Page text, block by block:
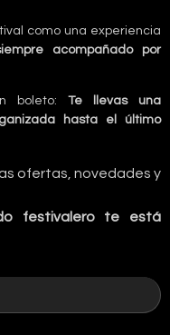
como una experiencia
acompañado por
boleto:Te llevas una
hasta el último
ofertas, novedades y
festivalero te está